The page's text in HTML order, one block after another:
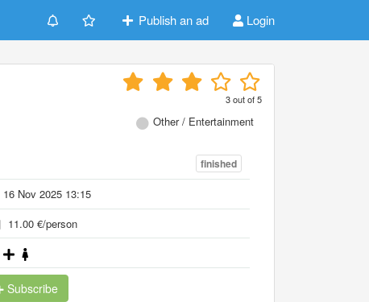
Publish an ad Login
3out of5
Other / Entertainment
finished
16 Nov 2025 13:15
11.00 €/person
Subscribe